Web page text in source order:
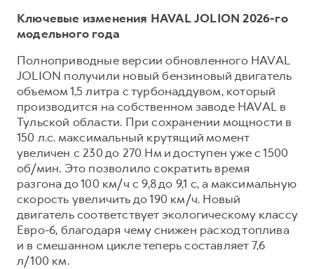
Ключевые изменения HAVAL JOLION 2026-го
модельного года
Полноприводные версии обновленного HAVAL
JOLION получили новый бензиновый двигатель
объемом 1,5 литра с турбонаддувом, который
производится на собственном заводе HAVAL в
Тульской области. При сохранении мощности в
150 л.с. максимальный крутящий момент
увеличен с 230 до 270 Нм и доступен уже с 1500
об/мин. Это позволило сократить время
разгона до 100 км/ч с 9,8 до 9,1 с, а максимальную
скорость увеличить до 190 км/ч. Новый
двигатель соответствует экологическому классу
Евро-6, благодаря чему снижен расход топлива
и в смешанном цикле теперь составляет 7,6
л/100 км.